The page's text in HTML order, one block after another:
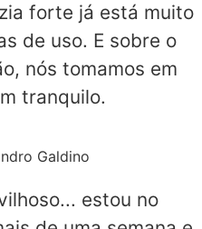
forte já está muito
de uso. E sobre o
nós tomamos em
tranquilo.
Galdino
estou no